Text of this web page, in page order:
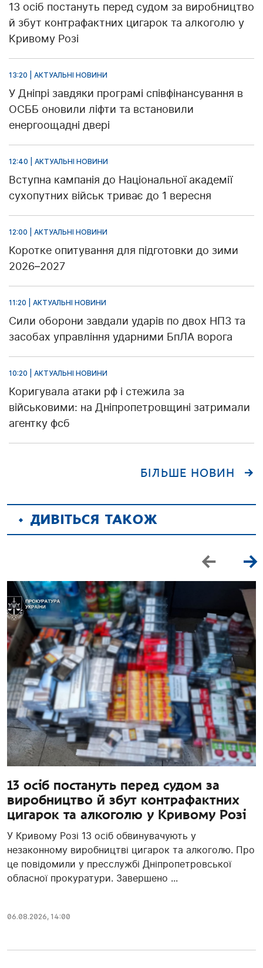
13 осіб постануть перед судом за виробництво
й збут контрафактних цигарок та алкоголю у
Кривому Розі
13:20 | АКТУАЛЬНІ НОВИНИ
У Дніпрі завдяки програмі співфінансування в
ОСББ оновили ліфти та встановили
енергоощадні двері
12:40 | АКТУАЛЬНІ НОВИНИ
Вступна кампанія до Національної академії
сухопутних військ триває до 1 вересня
12:00 | АКТУАЛЬНІ НОВИНИ
Коротке опитування для підготовки до зими
2026–2027
11:20 | АКТУАЛЬНІ НОВИНИ
Сили оборони завдали ударів по двох НПЗ та
засобах управління ударними БпЛА ворога
10:20 | АКТУАЛЬНІ НОВИНИ
Коригувала атаки рф і стежила за
військовими: на Дніпропетровщині затримали
агентку фсб
БІЛЬШЕ НОВИН
ДИВІТЬСЯ ТАКОЖ
13 осіб постануть перед судом за
виробництво й збут контрафактних
цигарок та алкоголю у Кривому Розі
У Кривому Розі 13 осіб обвинувачують у
незаконному виробництві цигарок та алкоголю. Про
це повідомили у пресслужбі Дніпропетровської
обласної прокуратури. Завершено ...
06.08.2026, 14:00